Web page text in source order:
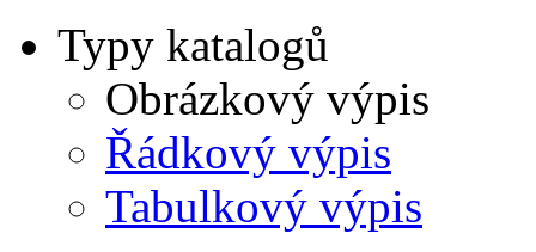
Typy katalogů
Obrázkový výpis
Řádkový výpis
Tabulkový výpis